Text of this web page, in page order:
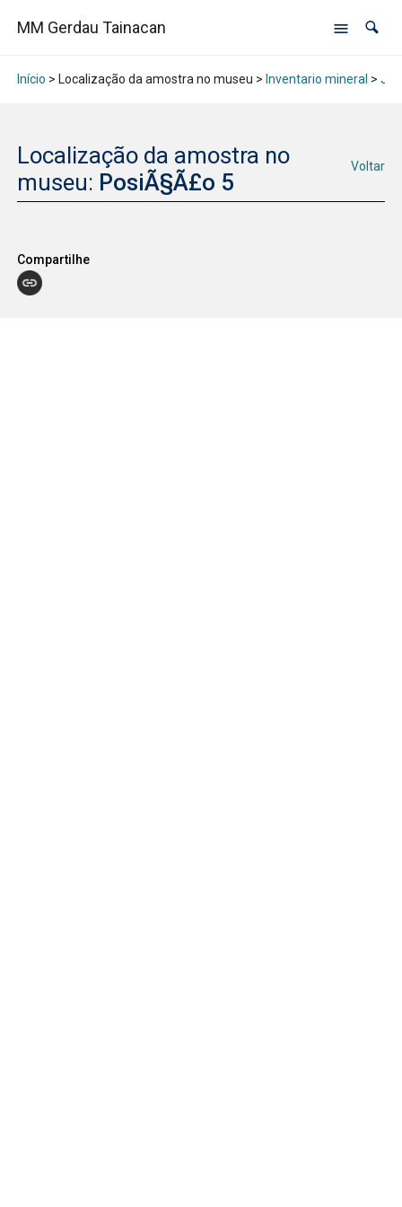
MM Gerdau Tainacan
Início > Localização da amostra no museu > Inventario mineral >
Localização da amostra no
museu: PosiÃ§Ã£o 5
Voltar
Compartilhe